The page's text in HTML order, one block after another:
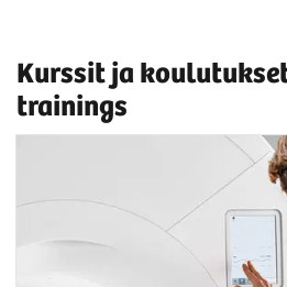
Kurssit ja
trainings